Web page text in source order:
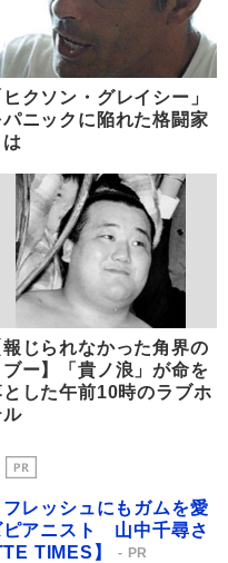
ヒクソン・グレイシー」
パニックに陥れた格闘家
は
報じられなかった角界の
ブー】「貴ノ浪」が命を
とした午前10時のラブホ
ル
レッシュにもガムを愛
ピアニスト 山中千尋さ
TIMES】
PR